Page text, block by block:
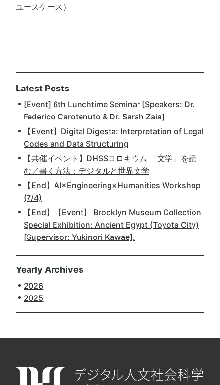
ユースケース）
Latest Posts
[Event] 6th Lunchtime Seminar [Speakers: Dr.
Federico Carotenuto & Dr. Sarah Zaia]
【Event】Digital Digesta: Interpretation of Legal
Codes and Data Structuring
【共催イベント】DHSSコロキウム 「文学」を読
む／書く方法：デジタルと世界文学
【End】AI×Engineering×Humanities Workshop
(7/4)
【End】【Event】 Brooklyn Museum Collection
Special Exhibition: Ancient Egypt (Toyota City)
[Supervisor: Yukinori Kawae].
Yearly Archives
2026
2025